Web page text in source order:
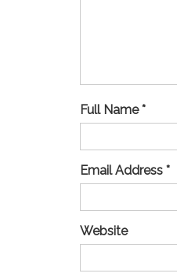
Full Name *
Email Address *
Website